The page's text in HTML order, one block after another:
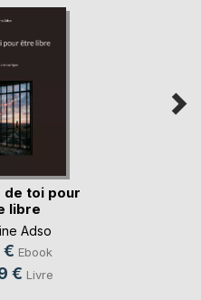
de toi pour
libre
Adso
€ Ebook
€ Livre